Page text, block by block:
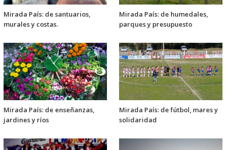
Mirada País: de santuarios,
murales y costas.
Mirada País: de humedales,
parques y presupuesto
Mirada País: de enseñanzas,
jardines y ríos
Mirada País: de fútbol, mares y
solidaridad